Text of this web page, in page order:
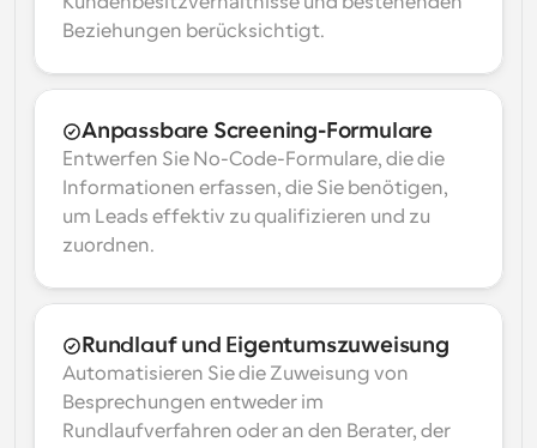
Beziehungen berücksichtigt.
Anpassbare Screening-Formulare
Entwerfen Sie No-Code-Formulare, die die
Informationen erfassen, die Sie benötigen,
um Leads effektiv zu qualifizieren und zu
zuordnen.
Rundlauf und Eigentumszuweisung
Automatisieren Sie die Zuweisung von
Besprechungen entweder im
Rundlaufverfahren oder an den Berater, der